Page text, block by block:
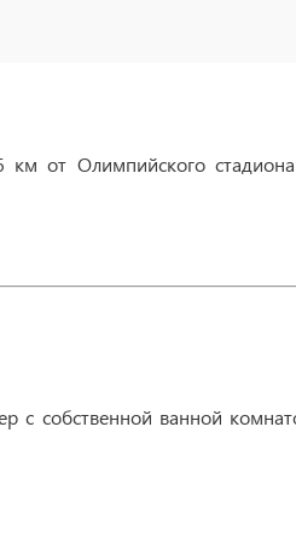
км от Олимпийского
собственной ванной